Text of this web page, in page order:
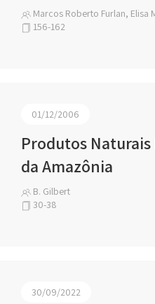
Marcos Roberto Furlan, Elisa
156-162
01/12/2006
Produtos
da Amazônia
B. Gilbert
30-38
30/09/2022